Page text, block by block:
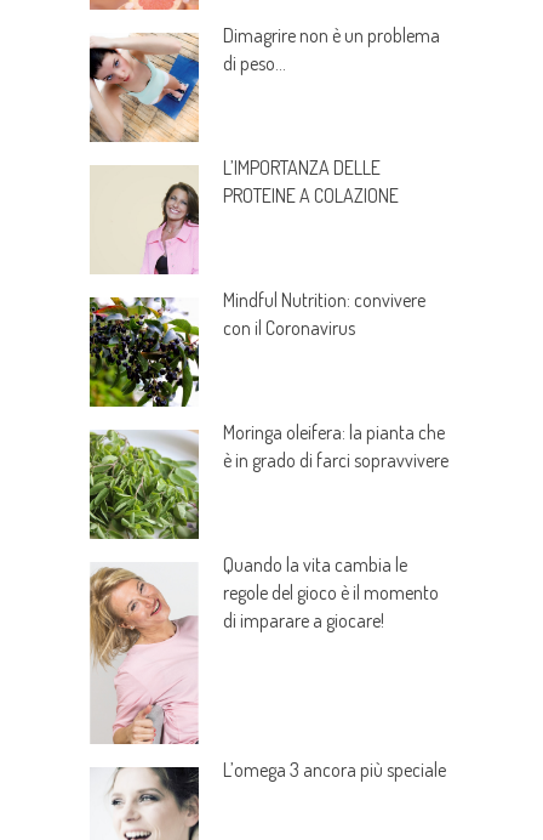
Dimagrire non è un problema
di peso…
L’IMPORTANZA DELLE
PROTEINE A COLAZIONE
Mindful Nutrition: convivere
con il Coronavirus
Moringa oleifera: la pianta che
è in grado di farci sopravvivere
Quando la vita cambia le
regole del gioco è il momento
di imparare a giocare!
L’omega 3 ancora più speciale